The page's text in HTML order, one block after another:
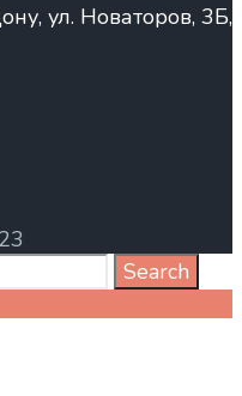
ул. Новаторов, 3Б,
Search